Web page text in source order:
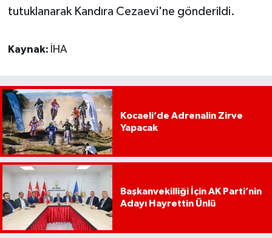
tutuklanarak Kandıra Cezaevi'ne gönderildi.
Kaynak: İHA
Kocaeli’de Adrenalin Zirve
Yapacak
Başkanvekilliği İçin AK Parti’nin
Adayı Hayrettin Ünlü